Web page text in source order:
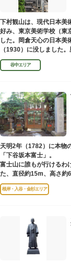
下村観山は、現代日本美
好み、東京美術学校（東
した。岡倉天心の日本美
（1930）に没しました
表作です。お墓は安立寺
谷中エリア
天明2年（1782）に本物
「下谷坂本富士」。
富士山に誰もが行けるわ
た、直径約15m、高さ約
あります。
一合目から順に十合目ま
形民俗文化財に指定さ
富士山に合わせて、お
ができます。
【Twitter】https://
根岸・入谷・金杉エリア